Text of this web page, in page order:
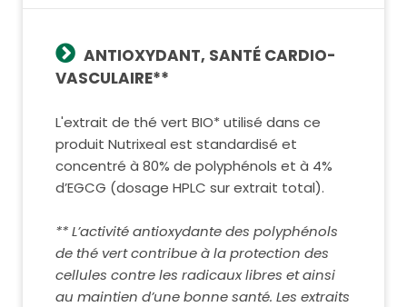
ANTIOXYDANT, SANTÉ CARDIO-
VASCULAIRE**
L'extrait de thé vert BIO* utilisé dans ce
produit Nutrixeal est standardisé et
concentré à 80% de polyphénols et à 4%
d’EGCG (dosage HPLC sur extrait total).
** L’activité antioxydante des polyphénols
de thé vert contribue à la protection des
cellules contre les radicaux libres et ainsi
au maintien d’une bonne santé. Les extraits